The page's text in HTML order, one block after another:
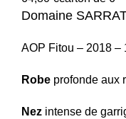
Domaine
AOP Fitou – 2018 –
Robe profonde aux
Nez intense de